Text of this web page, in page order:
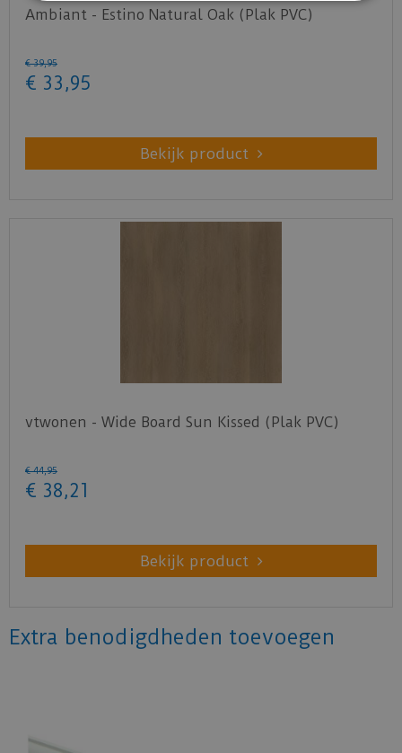
Ambiant - Estino Natural Oak (Plak PVC)
€ 39,95
€ 33 ,95
Bekijk product
vtwonen - Wide Board Sun Kissed (Plak PVC)
€ 44,95
€ 38,21
Bekijk product
Extra benodigdheden toevoegen